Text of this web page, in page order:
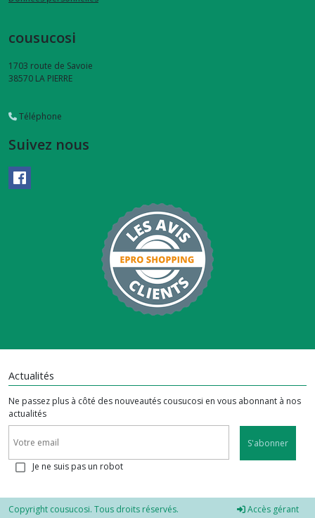
cousucosi
1703 route de Savoie
38570 LA PIERRE
Téléphone
Suivez nous
Actualités
Ne passez plus à côté des nouveautés cousucosi en vous abonnant à nos
actualités
S'abonner
Je ne suis pas un robot
Copyright cousucosi. Tous droits réservés. Accès gérant